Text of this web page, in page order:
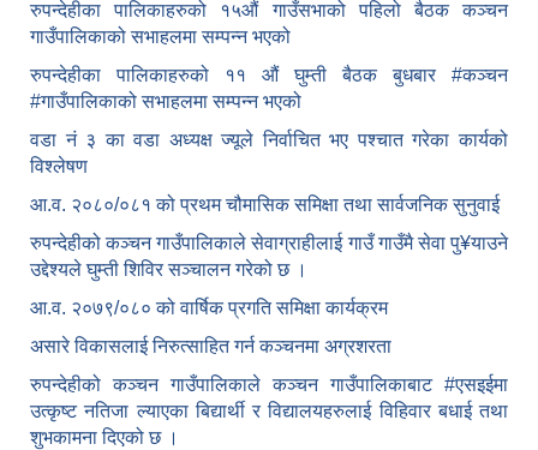
रुपन्देहीका पालिकाहरुको १५औं गाउँसभाको पहिलो बैठक कञ्चन
गाउँपालिकाको सभाहलमा सम्पन्न भएको
रुपन्देहीका पालिकाहरुको ११ औं घुम्ती बैठक बुधबार #कञ्चन
#गाउँपालिकाको सभाहलमा सम्पन्न भएको
वडा नं ३ का वडा अध्यक्ष ज्यूले निर्वाचित भए पश्चात गरेका कार्यको
विश्लेषण
आ.व. २०८०/०८१ को प्रथम चौमासिक समिक्षा तथा सार्वजनिक सुनुवाई
रुपन्देहीको कञ्चन गाउँपालिकाले सेवाग्राहीलाई गाउँ गाउँमै सेवा पु¥याउने
उद्देश्यले घुम्ती शिविर सञ्चालन गरेको छ ।
आ.व. २०७९/०८० को वार्षिक प्रगति समिक्षा कार्यक्रम
असारे विकासलाई निरुत्साहित गर्न कञ्चनमा अग्रशरता
रुपन्देहीको कञ्चन गाउँपालिकाले कञ्चन गाउँपालिकाबाट #एसइईमा
उत्कृष्ट नतिजा ल्याएका बिद्यार्थी र विद्यालयहरुलाई विहिवार बधाई तथा
शुभकामना दिएको छ ।